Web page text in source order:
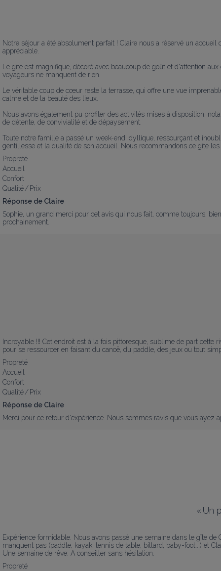
Notre séjour a été absolument parfait ! Claire nous a réservé un
appréciable.
Le gîte est magnifique, décoré avec beaucoup de goût et d'attention
voyageurs ne manquent de rien.
Le véritable coup de cœur reste la terrasse, qui offre une vue
calme et de la beauté des lieux.
Nous avons également pu profiter des activités mises à disposition,
de détente, de convivialité et de dépaysement.
Toute notre famille a passé un week-end idyllique, ressourçant et
gentillesse et la qualité de son accueil. Nous recommandons ce gîte
Propreté
Accueil
Confort
Qualité / Prix
Réponse de Claire
Sophie, un grand merci pour cet avis qui nous fait, comme toujours,
prochainement.
Incroyable !!! Cet endroit est à la fois pittoresque, sublime de part
pour se ressourcer en faisant du canoë, du paddle, des jeux ou tout
Propreté
Accueil
Confort
Qualité / Prix
Réponse de Claire
Merci pour ce retour d'expérience. Nous sommes ravis que vous ayez
« Un
Expérience formidable. Nous avons passé une semaine dans le gîte
manquent pas (paddle, kayak, tennis de table, billard, baby-foot...) et
Une semaine de rêve. A conseiller sans hésitation.
Propreté